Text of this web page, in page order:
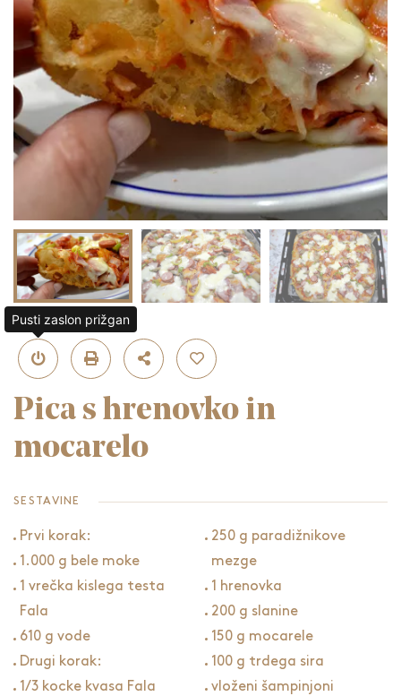
Pica s hrenovko in
mocarelo
SESTAVINE
Prvi korak:
1.000 g bele moke
1 vrečka kislega testa
Fala
610 g vode
Drugi korak:
1/3 kocke kvasa Fala
250 g paradižnikove
mezge
1 hrenovka
200 g slanine
150 g mocarele
100 g trdega sira
vloženi šampinjoni
Pusti zaslon prižgan